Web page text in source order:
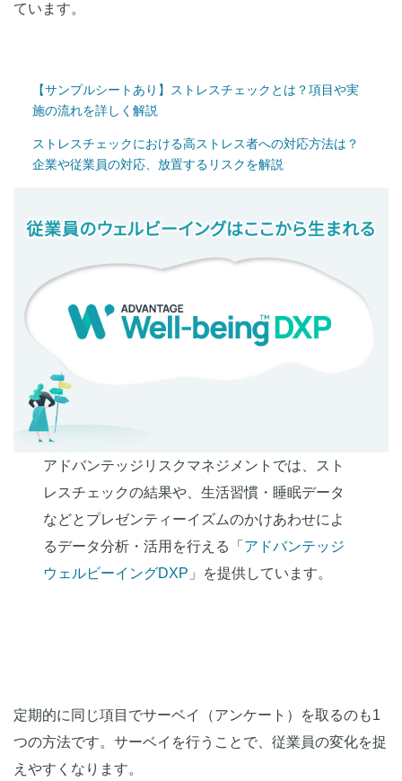
ています。
【サンプルシートあり】ストレスチェックとは？項目や実
施の流れを詳しく解説
ストレスチェックにおける高ストレス者への対応方法は？
企業や従業員の対応、放置するリスクを解説
アドバンテッジリスクマネジメントでは、スト
レスチェックの結果や、生活習慣・睡眠データ
などとプレゼンティーイズムのかけあわせによ
るデータ分析・活用を行える「 アドバンテッジ
ウェルビーイングDXP 」を提供しています。
定期的に同じ項目でサーベイ（アンケート）を取るのも1
つの方法です。サーベイを行うことで、従業員の変化を捉
えやすくなります。